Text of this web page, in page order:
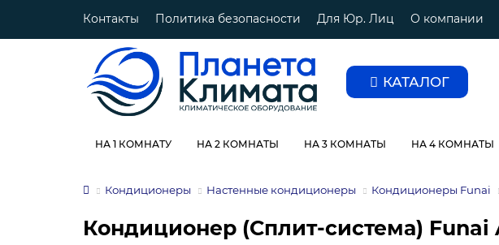
Контакты Политика безопасности Для Юр. Лиц О компании
КАТАЛОГ
НА 1 КОМНАТУ НА 2 КОМНАТЫ НА 3 КОМНАТЫ НА 4 КОМНАТЫ
Кондиционеры Настенные кондиционеры Кондиционеры Funai
Кондиционер (Сплит-система) Funai